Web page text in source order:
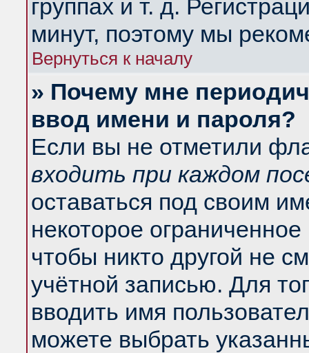
группах и т. д.
минут, поэтому мы
Вернуться к началу
» Почему мне
ввод имени и пароля?
Если вы не отметили
входить при каждом
оставаться под своим
некоторое
чтобы никто другой не
учётной записью. Для
вводить имя
можете выбрать